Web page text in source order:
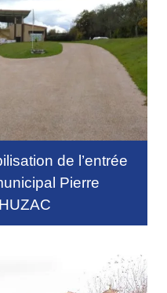
de l’entrée
Pierre